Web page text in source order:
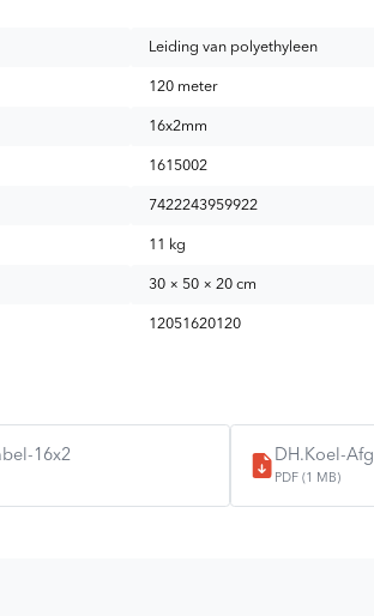
Leiding van polyethyleen
120 meter
16x2mm
1615002
7422243959922
11 kg
30 × 50 × 20 cm
12051620120
16x2 DH.Koel-
PDF (1 MB)